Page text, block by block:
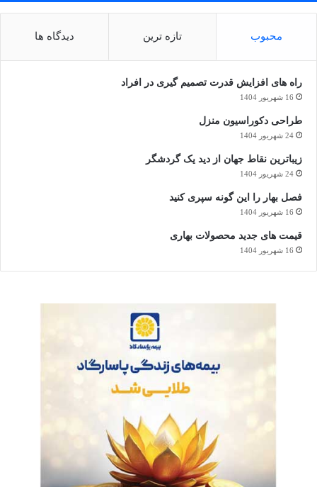
محبوب تازه ترین دیدگاه ها
راه های افزایش قدرت تصمیم گیری در افراد
16 شهریور 1404
طراحی دکوراسیون منزل
24 شهریور 1404
زیباترین نقاط جهان از دید یک گردشگر
24 شهریور 1404
فصل بهار را این گونه سپری کنید
16 شهریور 1404
قیمت های جدید محصولات بهاری
16 شهریور 1404